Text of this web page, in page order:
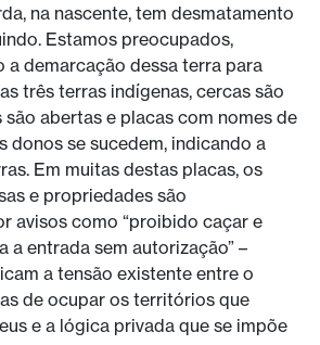
na nascente, tem desmatamento
Estamos preocupados,
a demarcação dessa terra para
três terras indígenas, cercas são
são abertas e placas com nomes de
donos se sucedem, indicando a
Em muitas destas placas, os
e propriedades são
avisos como “proibido caçar e
a entrada sem autorização” –
a tensão existente entre o
de ocupar os territórios que
e a lógica privada que se impõe